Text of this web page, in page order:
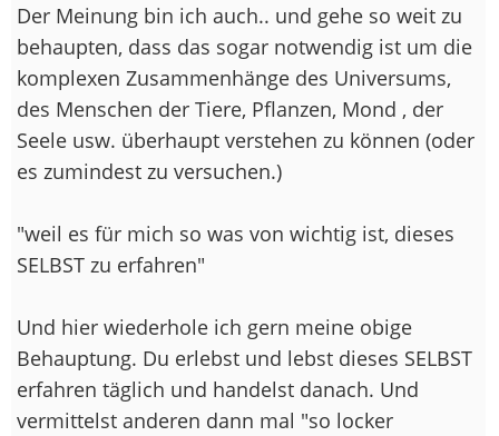
Der Meinung bin ich auch.. und gehe so weit zu
behaupten, dass das sogar notwendig ist um die
komplexen Zusammenhänge des Universums,
des Menschen der Tiere, Pflanzen, Mond , der
Seele usw. überhaupt verstehen zu können (oder
es zumindest zu versuchen.)
"weil es für mich so was von wichtig ist, dieses
SELBST zu erfahren"
Und hier wiederhole ich gern meine obige
Behauptung. Du erlebst und lebst dieses SELBST
erfahren täglich und handelst danach. Und
vermittelst anderen dann mal "so locker